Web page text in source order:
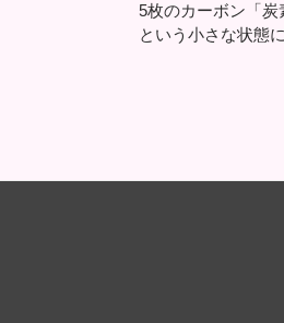
5枚のカーボン「
という小さな状態